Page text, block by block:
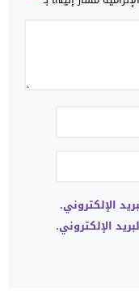
الإلكتروني.
الإلكتروني.